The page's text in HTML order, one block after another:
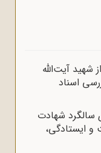
شهید آیت‌الله
اسناد
سالگرد شهادت
و ایستادگی،